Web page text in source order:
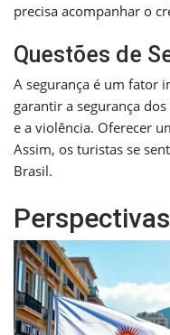
precisa acompanhar o
Questões de
A segurança é um fator
garantir a segurança
e a violência. Oferecer
Assim, os turistas se
Brasil.